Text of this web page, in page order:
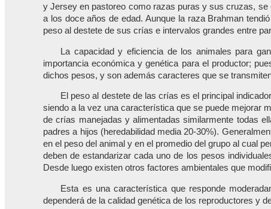
y Jersey en pastoreo como razas puras y sus cruzas,
a los doce años de edad. Aunque la raza Brahman
peso al destete de sus crías e intervalos grandes entre
La capacidad y eficiencia de los animales para
importancia económica y genética para el productor;
dichos pesos, y son además caracteres que se
El peso al destete de las crías es el principal
siendo a la vez una característica que se puede mejorar
de crías manejadas y alimentadas similarmente todas
padres a hijos (heredabilidad media 20-30%).
en el peso del animal y en el promedio del grupo al cual
deben de estandarizar cada uno de los pesos
Desde luego existen otros factores ambientales que
Esta es una característica que responde
dependerá de la calidad genética de los reproductores y